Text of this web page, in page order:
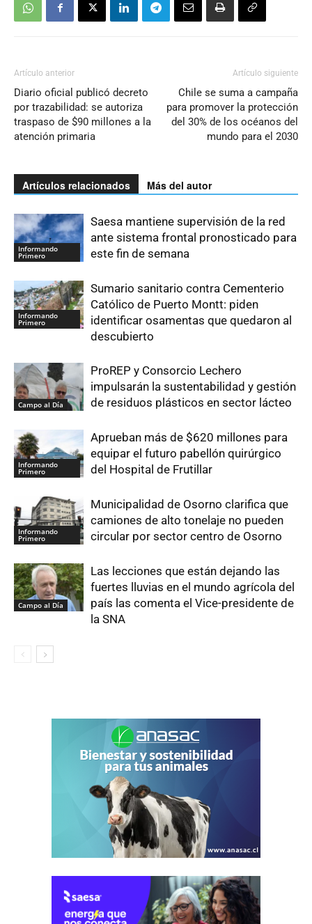
Artículo anterior
Diario oficial publicó decreto
por trazabilidad: se autoriza
traspaso de $90 millones a la
atención primaria
Artículo siguiente
Chile se suma a campaña
para promover la protección
del 30% de los océanos del
mundo para el 2030
Artículos relacionados Más del autor
Informando
Primero
Saesa mantiene supervisión de la red
ante sistema frontal pronosticado para
este fin de semana
Informando
Primero
Sumario sanitario contra Cementerio
Católico de Puerto Montt: piden
identificar osamentas que quedaron al
descubierto
Campo al Día
ProREP y Consorcio Lechero
impulsarán la sustentabilidad y gestión
de residuos plásticos en sector lácteo
Informando
Primero
Aprueban más de $620 millones para
equipar el futuro pabellón quirúrgico
del Hospital de Frutillar
Informando
Primero
Municipalidad de Osorno clarifica que
camiones de alto tonelaje no pueden
circular por sector centro de Osorno
Campo al Día
Las lecciones que están dejando las
fuertes lluvias en el mundo agrícola del
país las comenta el Vice-presidente de
la SNA